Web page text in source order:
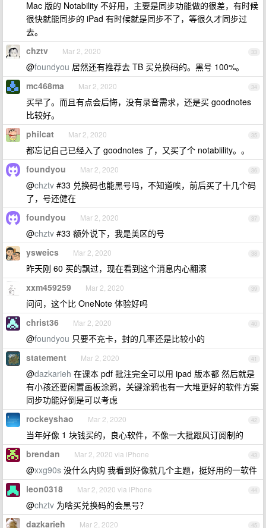
Mac 版的 Notability 不好用，主要是同步功能做的很差，有时候
很快就能同步的 iPad 有时候就是同步不了，等很久才同步过
去。
33
chztv Mar 2, 2020
@foundyou 居然还有推荐去 TB 买兑换码的。黑号 100%。
34
mc468ma Mar 2, 2020
买早了。而且有点会后悔，没有录音需求，还是买 goodnotes
比较好。
35
philcat Mar 2, 2020
都忘记自己已经入了 goodnotes 了，又买了个 notablility。。
36
foundyou Mar 2, 2020
@chztv #33 兑换码也能黑号吗，不知道唉，前后买了十几个码
了，号还健在
37
foundyou Mar 2, 2020
@chztv #33 额外说下，我是美区的号
38
ysweics Mar 2, 2020
昨天刚 60 买的飘过，现在看到这个消息内心翻滚
39
xxm459259 Mar 2, 2020
问问，这个比 OneNote 体验好吗
40
christ36 Mar 2, 2020
@foundyou 只要不充卡，封的几率还是比较小的
41
statement Mar 2, 2020
@dazkarieh 在课本 pdf 批注完全可以用 ipad 版本都 然后就是
有小孩还要闲置画板涂鸦，关键涂鸦也有一大堆更好的软件方案
同步功能好倒是可以考虑
42
rockeyshao Mar 2, 2020
当年好像 1 块钱买的，良心软件，不像一大批跟风订阅制的
43
brendan Mar 2, 2020 via iPhone
@xxg90s 没什么内购 我看到好像就几个主题，挺好用的一软件
44
leon0318 Mar 2, 2020 via iPhone
@chztv 为啥买兑换码的会黑号？
45
dazkarieh Mar 2, 2020